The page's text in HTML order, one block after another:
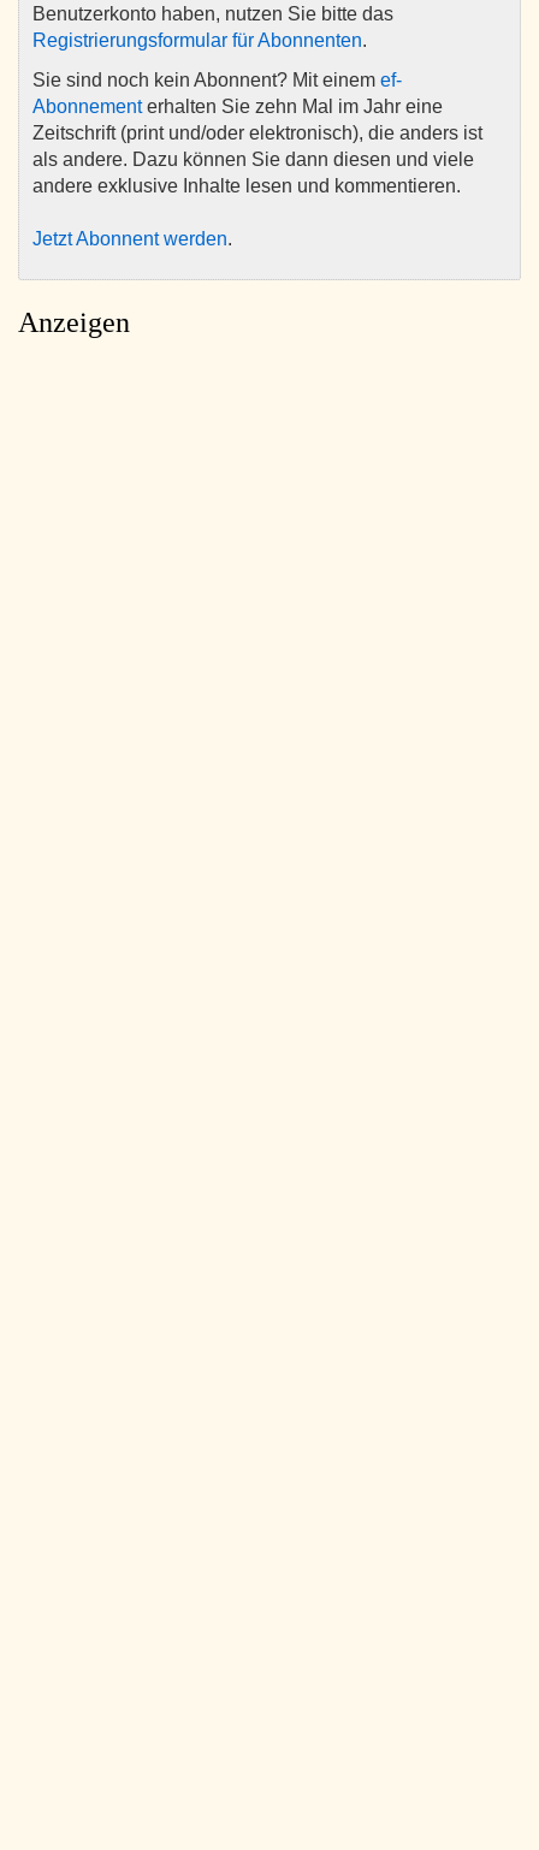
Benutzerkonto haben, nutzen Sie bitte das
Registrierungsformular für Abonnenten.
Sie sind noch kein Abonnent? Mit einem ef-
Abonnementerhalten Sie zehn Mal im Jahr eine
Zeitschrift (print und/oder elektronisch), die anders ist
als andere. Dazu können Sie dann diesen und viele
andere exklusive Inhalte lesen und kommentieren.
Jetzt Abonnent werden.
Anzeigen